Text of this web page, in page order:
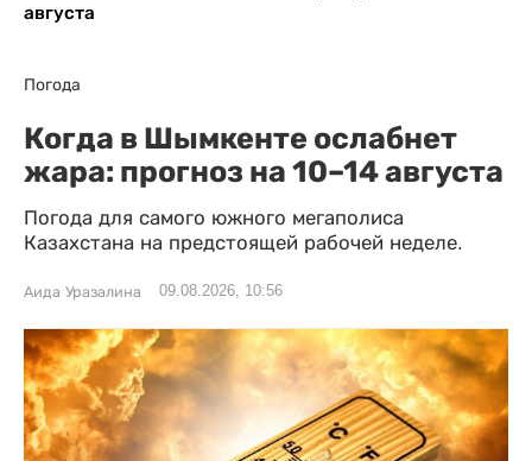
августа
Погода
Когда в Шымкенте ослабнет
жара: прогноз на 10–14 августа
Погода для самого южного мегаполиса
Казахстана на предстоящей рабочей неделе.
Аида Уразалина 09.08.2026, 10:56